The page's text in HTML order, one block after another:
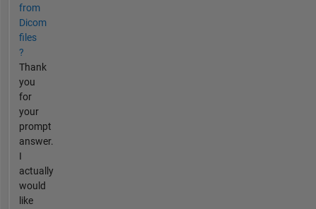
from
Dicom
files
?
Thank
you
for
your
prompt
answer.
I
actually
would
like